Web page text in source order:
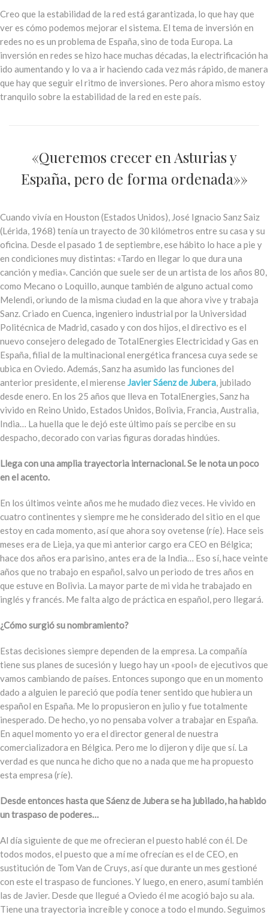
Creo que la estabilidad de la red está garantizada, lo que hay que
ver es cómo podemos mejorar el sistema. El tema de inversión en
redes no es un problema de España, sino de toda Europa. La
inversión en redes se hizo hace muchas décadas, la electrificación ha
ido aumentando y lo va a ir haciendo cada vez más rápido, de manera
que hay que seguir el ritmo de inversiones. Pero ahora mismo estoy
tranquilo sobre la estabilidad de la red en este país.
«Queremos crecer en Asturias y
España, pero de forma ordenada»»
Cuando vivía en Houston (Estados Unidos), José Ignacio Sanz Saiz
(Lérida, 1968) tenía un trayecto de 30 kilómetros entre su casa y su
oficina. Desde el pasado 1 de septiembre, ese hábito lo hace a pie y
en condiciones muy distintas: «Tardo en llegar lo que dura una
canción y media». Canción que suele ser de un artista de los años 80,
como Mecano o Loquillo, aunque también de alguno actual como
Melendi, oriundo de la misma ciudad en la que ahora vive y trabaja
Sanz. Criado en Cuenca, ingeniero industrial por la Universidad
Politécnica de Madrid, casado y con dos hijos, el directivo es el
nuevo consejero delegado de TotalEnergies Electricidad y Gas en
España, filial de la multinacional energética francesa cuya sede se
ubica en Oviedo. Además, Sanz ha asumido las funciones del
anterior presidente, el mierense Javier Sáenz de Jubera, jubilado
desde enero. En los 25 años que lleva en TotalEnergies, Sanz ha
vivido en Reino Unido, Estados Unidos, Bolivia, Francia, Australia,
India… La huella que le dejó este último país se percibe en su
despacho, decorado con varias figuras doradas hindúes.
Llega con una amplia trayectoria internacional. Se le nota un poco
en el acento.
En los últimos veinte años me he mudado diez veces. He vivido en
cuatro continentes y siempre me he considerado del sitio en el que
estoy en cada momento, así que ahora soy ovetense (ríe). Hace seis
meses era de Lieja, ya que mi anterior cargo era CEO en Bélgica;
hace dos años era parisino, antes era de la India… Eso sí, hace veinte
años que no trabajo en español, salvo un periodo de tres años en
que estuve en Bolivia. La mayor parte de mi vida he trabajado en
inglés y francés. Me falta algo de práctica en español, pero llegará.
¿Cómo surgió su nombramiento?
Estas decisiones siempre dependen de la empresa. La compañía
tiene sus planes de sucesión y luego hay un «pool» de ejecutivos que
vamos cambiando de países. Entonces supongo que en un momento
dado a alguien le pareció que podía tener sentido que hubiera un
español en España. Me lo propusieron en julio y fue totalmente
inesperado. De hecho, yo no pensaba volver a trabajar en España.
En aquel momento yo era el director general de nuestra
comercializadora en Bélgica. Pero me lo dijeron y dije que sí. La
verdad es que nunca he dicho que no a nada que me ha propuesto
esta empresa (ríe).
Desde entonces hasta que Sáenz de Jubera se ha jubilado, ha habido
un traspaso de poderes…
Al día siguiente de que me ofrecieran el puesto hablé con él. De
todos modos, el puesto que a mí me ofrecían es el de CEO, en
sustitución de Tom Van de Cruys, así que durante un mes gestioné
con este el traspaso de funciones. Y luego, en enero, asumí también
las de Javier. Desde que llegué a Oviedo él me acogió bajo su ala.
Tiene una trayectoria increíble y conoce a todo el mundo. Seguimos